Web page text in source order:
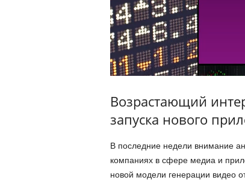
Возрастающий
запуска нового
В последние недели внимание
компаниях в сфере медиа и
новой модели генерации видео